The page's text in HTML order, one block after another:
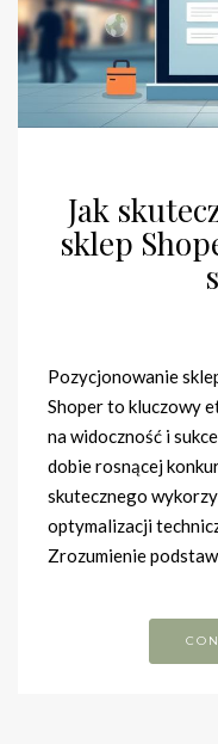
Jak
sklep
Pozycjonowanie
Shoper to kluczowy
na widoczność i
dobie rosnącej
skutecznego
optymalizacji
Zrozumienie